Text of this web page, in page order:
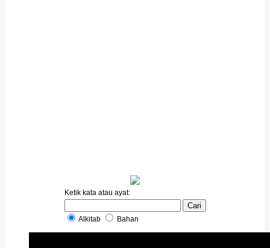
Ketik kata atau ayat:
Alkitab Bahan